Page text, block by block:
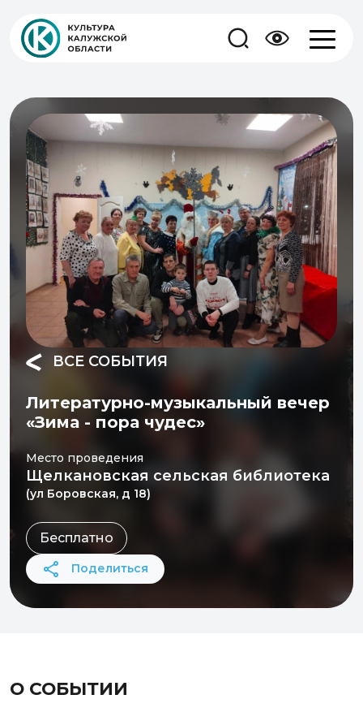
ВСЕ СОБЫТИЯ
Литературно-музыкальный вечер
«Зима - пора чудес»
Место проведения
Щелкановская сельская библиотека
(ул Боровская, д 18)
Бесплатно
Поделиться
О СОБЫТИИ